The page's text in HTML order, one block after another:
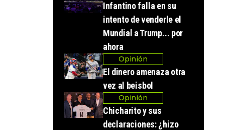
Infantino falla en su
intento de venderle el
Mundial a Trump... por
ahora
Opinión
El dinero amenaza otra
vez al beisbol
Opinión
Chicharito y sus
declaraciones: ¿hizo